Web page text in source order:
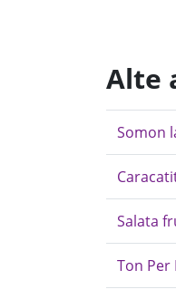
Alte
Somon
Salata
Ton Per